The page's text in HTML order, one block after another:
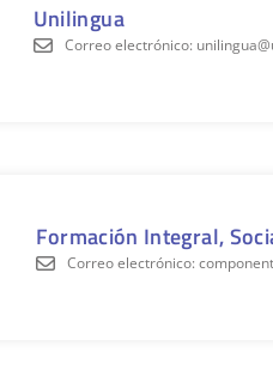
Unilingua
Correo electrónico:
Formación Integral,
Correo electrónico: